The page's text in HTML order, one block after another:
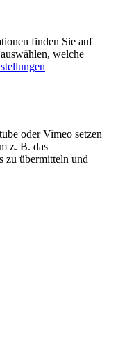
finden Sie auf
welche
oder Vimeo setzen
z. B. das
zu übermitteln und